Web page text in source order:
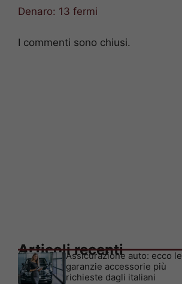
Denaro: 13 fermi
I commenti sono chiusi.
Articoli recenti
Assicurazione auto: ecco le
garanzie accessorie più
richieste dagli italiani